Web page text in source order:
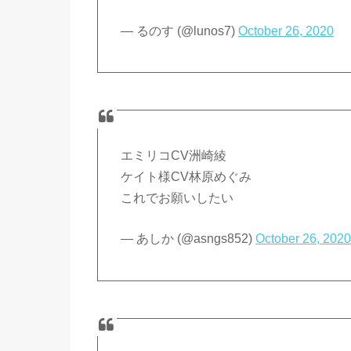
— るのす (@lunos7)October 26, 2020
エミリコCV洲崎綾
ケイト様CV林原めぐみ
これでお願いしたい
— あしか (@asngs852)October 26, 2020